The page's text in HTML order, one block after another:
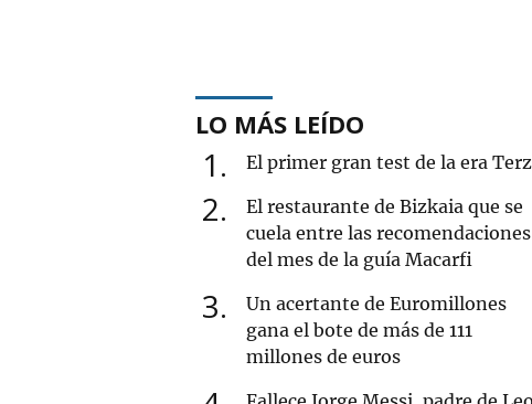
LO MÁS LEÍDO
1 El primer gran test de la era
2
El restaurante de Bizkaia que se
cuela entre las recomendaciones
del mes de la guía Macarfi
3
Un acertante de Euromillones
gana el bote de más de 111
millones de euros